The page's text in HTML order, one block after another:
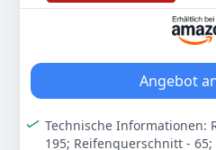
Angebot
Technische Informationen:
195; Reifenquerschnitt - 65;